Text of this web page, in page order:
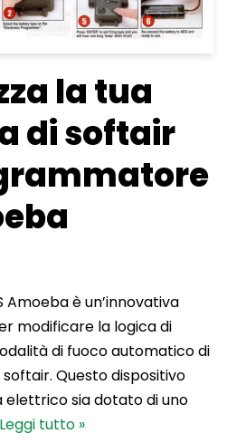
la tua
di softair
è un’innovativa
modificare la logica di
di fuoco automatico di
Questo dispositivo
elettrico sia dotato di uno
Leggi tutto »